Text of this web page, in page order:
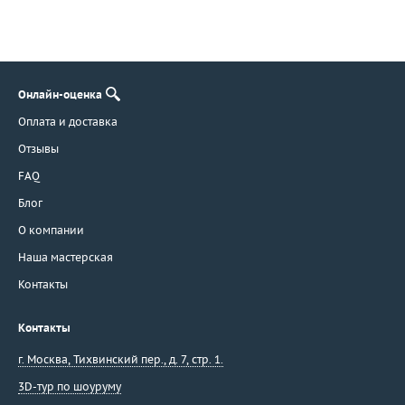
Онлайн-оценка
Оплата и доставка
Отзывы
FAQ
Блог
О компании
Наша мастерская
Контакты
Контакты
г. Москва, Тихвинский пер., д. 7, стр. 1.
3D-тур по шоуруму